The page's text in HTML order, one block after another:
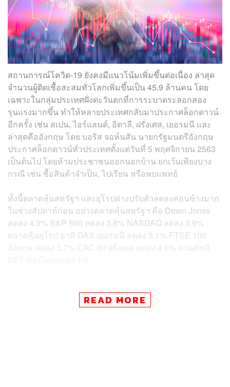
สถานการณ์โควิด-19 ยังคงมีแนวโน้มเพิ่มขึ้นต่อเนื่อง ล่าสุด
จำนวนผู้ติดเชื้อสะสมทั่วโลกเพิ่มขึ้นเป็น 45.9 ล้านคน โดย
เฉพาะในกลุ่มประเทศฝั่งตะวันตกที่การระบาดระลอกสอง
รุนแรงมากขึ้น ทำให้หลายประเทศกลับมาประกาศล็อกดาวน์
อีกครั้ง เช่น สเปน, ไอร์แลนด์, อิตาลี, ฝรั่งเศส, เยอรมนี และ
ล่าสุดคืออังกฤษ โดย บอริส จอห์นสัน นายกรัฐมนตรีอังกฤษ
ประกาศล็อกดาวน์ทั่วประเทศตั้งแต่วันที่ 5 พฤศจิกายน 2563
เป็นต้นไป โดยห้ามประชาชนออกนอกบ้าน ยกเว้นเพียงบาง
กรณี เช่น ซื้อสินค้าจำเป็น, ไปเรียน หรือพบแพทย์
ทั้งนี้ตลาดหุ้นสหรัฐฯ และยุโรปต่างปรับตัวลดลงค่อนข้างมาก
ในช่วงสัปดาห์ก่อน อย่างตลาดหุ้นสหรัฐฯ คือ Down Jones
ลดลง 4.3% S&P 500 ลดลง 3.8% NASDAQ ลดลง 3.9%
ตลาดหุ้นยุโรป อาทิ DAX เยอรมนี ลดลง 5.1% FTSE 100
อังกฤษ ลดลง 3.7% CAC 40 ฝรั่งเศส ลดลง 4.6% ส่วนดัชนี
ทรัพย์ บล.กรุงศรี เปิดเผยว่า ผลกระทบต่อหุ้นไทยในทางอ้อม
เกิดจากการที่ราคาน้ำมันปรับตัวลง หลังจากดีมานด์ที่หดหาย
READ MORE